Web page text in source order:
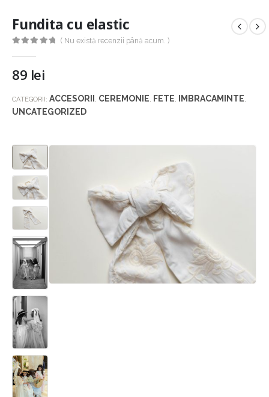
Fundita cu elastic
( Nu există recenzii până acum. )
89 lei
CATEGORII: ACCESORII , CEREMONIE, FETE, IMBRACAMINTE,
UNCATEGORIZED